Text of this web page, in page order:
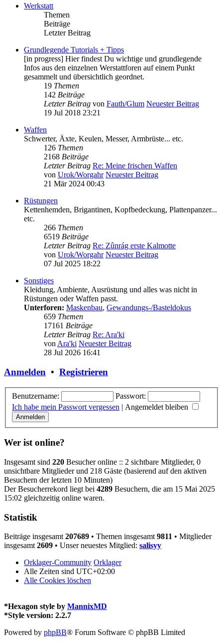
Werkstatt
Themen
Beiträge
Letzter Beitrag
Grundlegende Tutorials + Tipps
[in progress] Hier findest Du wichtige und grundlegende
Infos aus den einzelnen Werstattforen auf einem Punkt
gesammelt und übersichtlich geordnet.
19 Themen
142 Beiträge
Letzter Beitrag von Fauth/Glum Neuester Beitrag
19 Jul 2018 23:21
Waffen
Schwerter, Äxte, Keulen, Messer, Armbrüste... etc.
126 Themen
2168 Beiträge
Letzter Beitrag Re: Meine frischen Waffen
von Urok/Worgahr Neuester Beitrag
21 Mär 2024 00:43
Rüstungen
Kettenhemden, Brigantinen, Kopfbedeckung, Plattenpanzer...
etc.
266 Themen
6519 Beiträge
Letzter Beitrag Re: Zûnrág erste Kalmotte
von Urok/Worgahr Neuester Beitrag
07 Jul 2025 18:22
Sonstiges
Kleidung, Ambiente, Ausrüstung und alles was nicht in
Rüstungen oder Waffen passt.
Unterforen: Maskenbau, Gewandungs-/Basteldokus
659 Themen
17161 Beiträge
Letzter Beitrag Re: Ara'ki
vonAra'ki Neuester Beitrag
28 Jul 2026 16:41
Anmelden • Registrieren
Benutzername:
Passwort:
Ich habe mein Passwort vergessen | Angemeldet bleiben
Wer ist online?
Insgesamt sind 220 Besucher online :: 2 sichtbare Mitglieder, 0
unsichtbare Mitglieder und 218 Gäste (basierend auf den aktiven
Besuchern der letzten 10 Minuten)
Der Besucherrekord liegt bei 4289 Besuchern, die am 15 Mai 2025
15:02 gleichzeitig online waren.
Statistik
Beiträge insgesamt 207689 • Themen insgesamt 9811 • Mitglieder
insgesamt 2609 • Unser neuestes Mitglied: salisyy
Orklager-Community Orklager
Alle Zeiten sind UTC+02:00
Alle Cookies löschen
*Hexagon style by MannixMD
*Style version: 2.2.7
Powered by phpBB® Forum Software © phpBB Limited